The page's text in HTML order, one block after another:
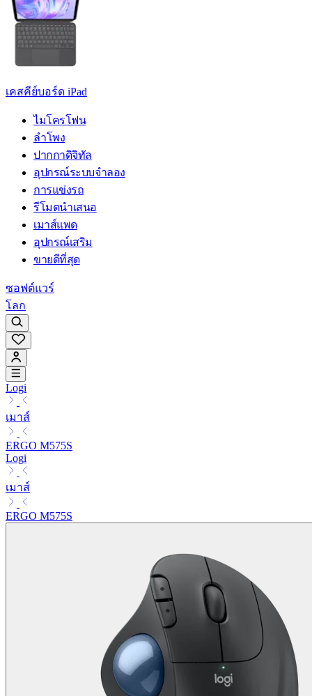
เคสคีย์บอร์ด iPad
ไมโครโฟน
ลำโพง
ปากกาดิจิทัล
อุปกรณ์ระบบจำลอง
การแข่งรถ
รีโมตนำเสนอ
เมาส์แพด
อุปกรณ์เสริม
ขายดีที่สุด
ซอฟต์แวร์
โลก
Logi
เมาส์
ERGO M575S
Logi
เมาส์
ERGO M575S